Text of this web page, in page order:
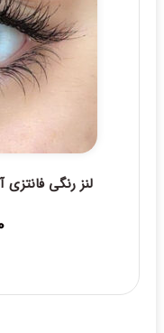
لنز رنگی فانتزی